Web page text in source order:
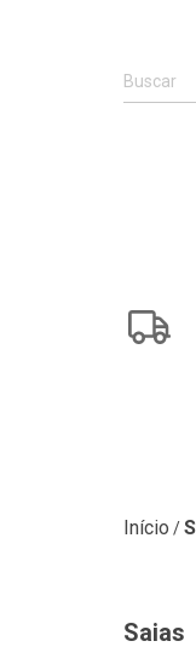
Início /
Saias